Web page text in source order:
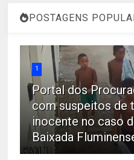
POSTAGENS
1
Portal dos
com suspeitos de
inocente no caso
Baixada